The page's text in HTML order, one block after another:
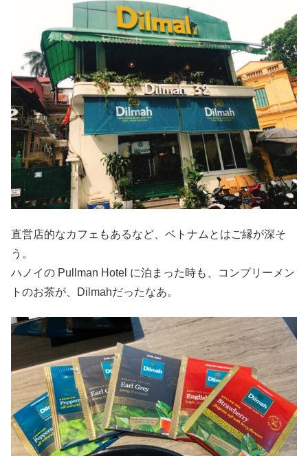
直営店的なカフェもあるなど、ベトナムとはご縁が深そ
う。
ハノイの Pullman Hotel に泊まった時も、コンプリーメン
トのお茶が、Dilmahだったなあ。